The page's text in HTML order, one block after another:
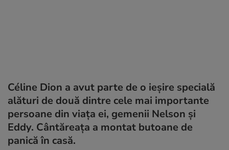
Céline Dion a avut parte de o ieșire specială
alături de două dintre cele mai importante
persoane din viața ei, gemenii Nelson și
Eddy. Cântăreața a montat butoane de
panică în casă.